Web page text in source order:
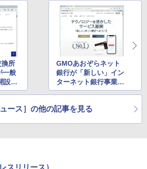
所
一般
設の
GMOあおぞらネット
銀行が「新しい」イン
ターネット銀行事業を
開始 ～ブロックチェー
済方式の開発も視野に
ュース］の他の記事を見る
スリリース）